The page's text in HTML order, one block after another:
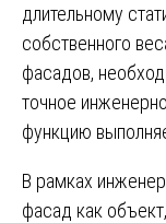
длительному
собственного
фасадов,
точное
функцию
В рамках
фасад как